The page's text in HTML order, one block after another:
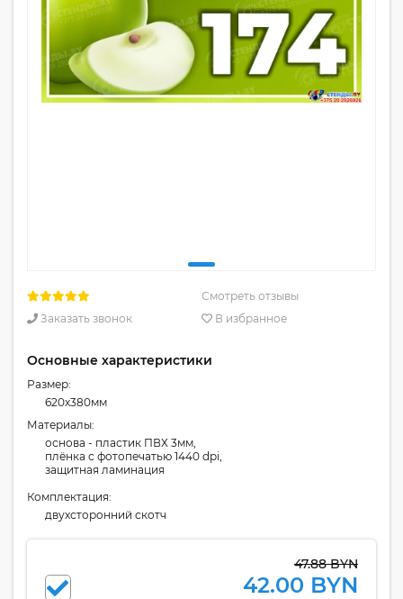
Смотреть отзывы
Заказать звонок
В избранное
Основные характеристики
Размер:
620x380мм
Материалы:
основа - пластик ПВХ 3мм,
плёнка с фотопечатью 1440 dpi,
защитная ламинация
Комплектация:
двухсторонний скотч
47.88 BYN
42.00 BYN